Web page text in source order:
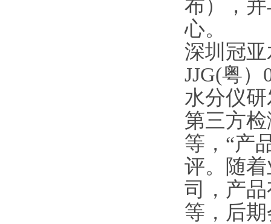
布），
心。
深圳冠
JJG(粤
水分仪
第三方
等，“产
评。随
司，产
等，后